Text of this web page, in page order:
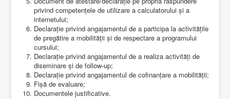
privind competențele de utilizare a calculatorului și a
internetului;
Declarație privind angajamentul de a participa la activitățile
de pregătire a mobilității și de respectare a programului
cursului;
Declarație privind angajamentul de a realiza activități de
diseminare și de follow-up;
Declarație privind angajamentul de cofinanțare a mobilității;
Fișă de evaluare;
Documentele justificative.